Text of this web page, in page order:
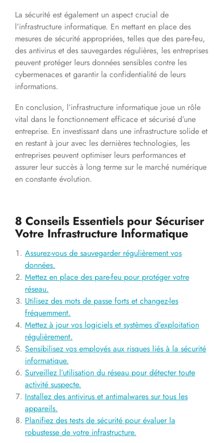
La sécurité est également un aspect crucial de
l’infrastructure informatique. En mettant en place des
mesures de sécurité appropriées, telles que des pare-feu,
des antivirus et des sauvegardes régulières, les entreprises
peuvent protéger leurs données sensibles contre les
cybermenaces et garantir la confidentialité de leurs
informations.
En conclusion, l’infrastructure informatique joue un rôle
vital dans le fonctionnement efficace et sécurisé d’une
entreprise. En investissant dans une infrastructure solide et
en restant à jour avec les dernières technologies, les
entreprises peuvent optimiser leurs performances et
assurer leur succès à long terme sur le marché numérique
en constante évolution.
8 Conseils Essentiels pour Sécuriser
Votre Infrastructure Informatique
Assurez-vous de sauvegarder régulièrement vos
données.
Mettez en place des pare-feu pour protéger votre
réseau.
Utilisez des mots de passe forts et changez-les
fréquemment.
Mettez à jour vos logiciels et systèmes d’exploitation
régulièrement.
Sensibilisez vos employés aux risques liés à la sécurité
informatique.
Surveillez l’utilisation du réseau pour détecter toute
activité suspecte.
Installez des antivirus et antimalwares sur tous les
appareils.
Planifiez des tests de sécurité pour évaluer la
robustesse de votre infrastructure.